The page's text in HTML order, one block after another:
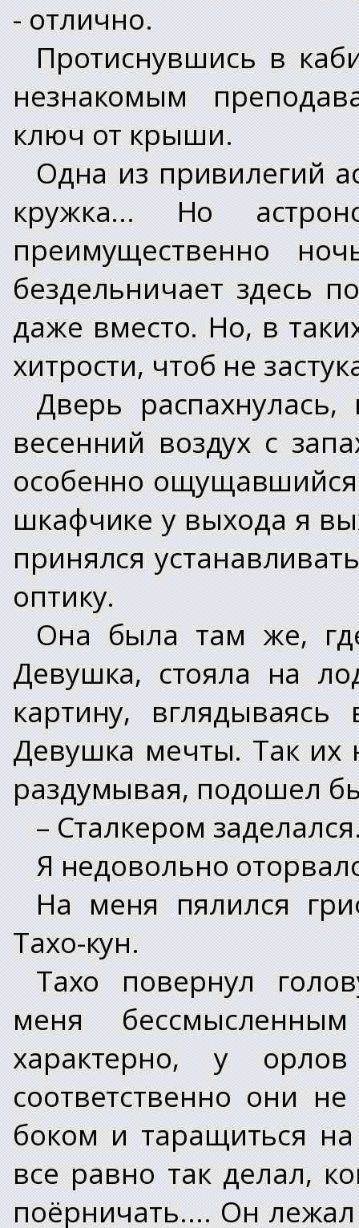
- отлично.
Протиснувшись в
незнакомым
ключ от крыши.
Одна из привилегий
кружка... Но
преимущественно
бездельничает здесь
даже вместо. Но, в
хитрости, чтоб не
Дверь
весенний воздух с
особенно
шкафчике у выхода я
принялся
оптику.
Она была там же,
Девушка, стояла на
картину,
Девушка мечты. Так их
раздумывая, подошел
– Сталкером
Я недовольно
На меня пялился
Тахо-кун.
Тахо повернул
меня
характерно, у
соответственно они
боком и таращиться
все равно так делал,
поёрничать.... Он